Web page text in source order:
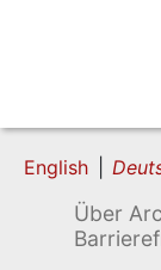
English
Über